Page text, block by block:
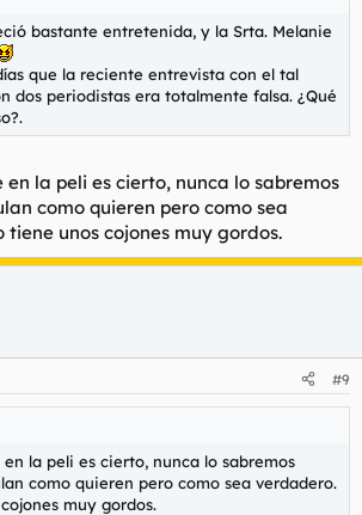
bastante entretenida, y la Srta. Melanie
que la reciente entrevista con el tal
dos periodistas era totalmente falsa. ¿Qué
en la peli es cierto, nunca lo sabremos
como quieren pero como sea
unos cojones muy gordos.
#9
en la peli es cierto, nunca lo sabremos
como quieren pero como sea verdadero.
muy gordos.